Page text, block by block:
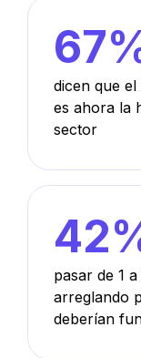
dicen que
es ahora la
sector
pasar de 1
arreglando
deberían